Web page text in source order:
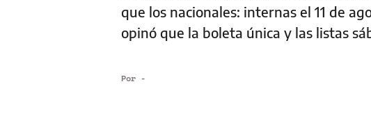
que los nacionales: internas el 11 de
opinó que la boleta única y las listas
Por -